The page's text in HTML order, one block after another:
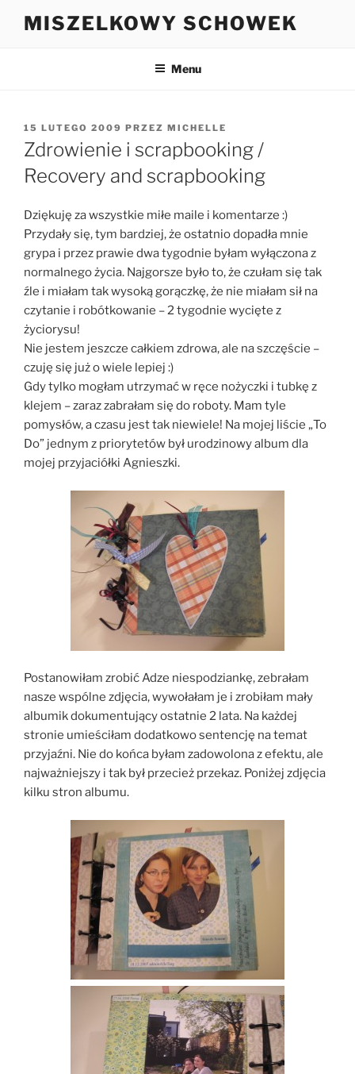
MISZELKOWY SCHOWEK
Menu
OPUBLIKOWANE
W
15 LUTEGO 2009 PRZEZ MICHELLE
Zdrowienie i scrapbooking /
Recovery and scrapbooking
Dziękuję za wszystkie miłe maile i komentarze :)
Przydały się, tym bardziej, że ostatnio dopadła mnie
grypa i przez prawie dwa tygodnie byłam wyłączona z
normalnego życia. Najgorsze było to, że czułam się tak
źle i miałam tak wysoką gorączkę, że nie miałam sił na
czytanie i robótkowanie – 2 tygodnie wycięte z
życiorysu!
Nie jestem jeszcze całkiem zdrowa, ale na szczęście –
czuję się już o wiele lepiej :)
Gdy tylko mogłam utrzymać w ręce nożyczki i tubkę z
klejem – zaraz zabrałam się do roboty. Mam tyle
pomysłów, a czasu jest tak niewiele! Na mojej liście „To
Do” jednym z priorytetów był urodzinowy album dla
mojej przyjaciółki Agnieszki.
Postanowiłam zrobić Adze niespodziankę, zebrałam
nasze wspólne zdjęcia, wywołałam je i zrobiłam mały
albumik dokumentujący ostatnie 2 lata. Na każdej
stronie umieściłam dodatkowo sentencję na temat
przyjaźni. Nie do końca byłam zadowolona z efektu, ale
najważniejszy i tak był przecież przekaz. Poniżej zdjęcia
kilku stron albumu.